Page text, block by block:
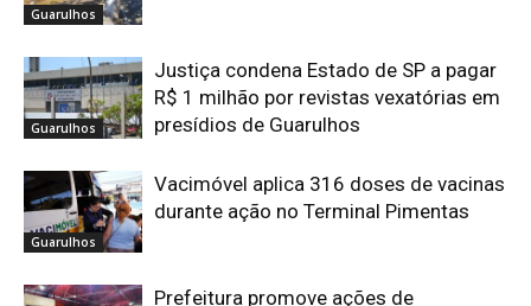
Guarulhos
Guarulhos
Justiça condena Estado de SP a pagar
R$ 1 milhão por revistas vexatórias em
presídios de Guarulhos
Guarulhos
Vacimóvel aplica 316 doses de vacinas
durante ação no Terminal Pimentas
Prefeitura promove ações de